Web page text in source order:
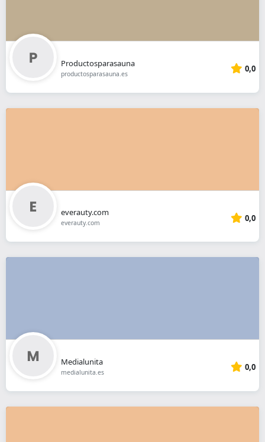
Productosparasauna
productosparasauna.es 0,0
everauty.com
everauty.com 0,0
Medialunita
medialunita.es 0,0